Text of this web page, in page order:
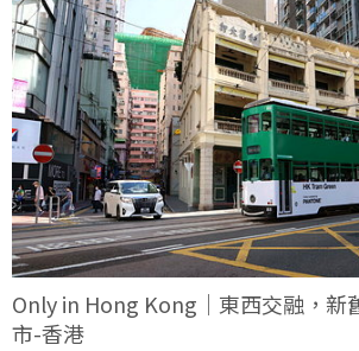
Only in Hong Kong｜東西交融，新
市-香港